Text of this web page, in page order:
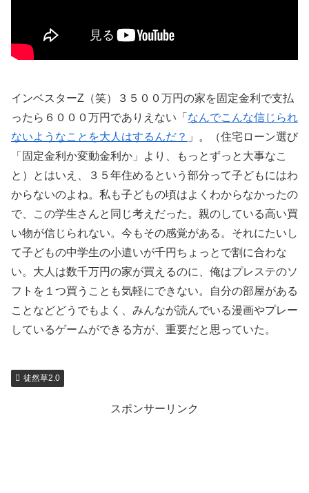
インベスターZ（笑）３５００万円の家を固定金利で支払
ったら６０００万円でありえない「 なんでこんな信じられ
ないようなことを大人はするんだ？ 」。（住宅ローン選び
「固定金利か変動金利か」より、もっとずっと大事なこ
と）とはいえ、３５年住めるという部分って子どもにはわ
からないのよね。私も子どもの頃はよくわからなかったの
で、この学生さんと同じ考えだった。親のしている高い買
い物が信じられない。今もその感覚がある。それにたいし
て子どもの中学生の小遣いが千円ちょっとで割に合わな
い。大人は数千万円の家が買えるのに、俺はプレステのソ
フトを１つ買うことも気軽にできない。自分の部屋がある
ことなどどうでもよく、みんなが読んでいる漫画やプレー
しているゲームができる方が、重要だと思っていた。
徒然草2.0
スポンサーリンク